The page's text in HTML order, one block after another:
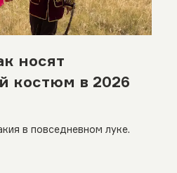
носят
костюм в 2026
в повседневном луке.